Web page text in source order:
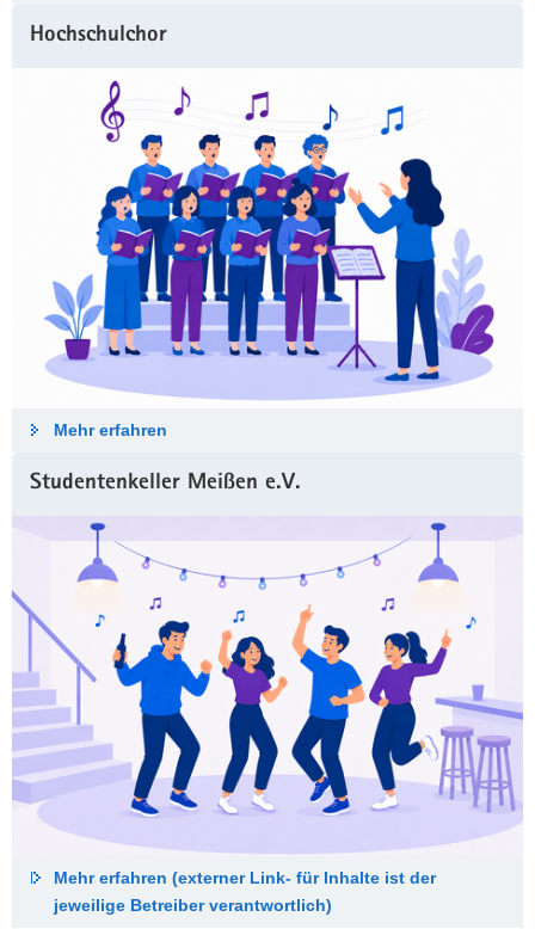
Hochschulchor
Mehr erfahren
Studentenkeller Meißen e.V.
Mehr erfahren (externer Link- für Inhalte ist der
jeweilige Betreiber verantwortlich)